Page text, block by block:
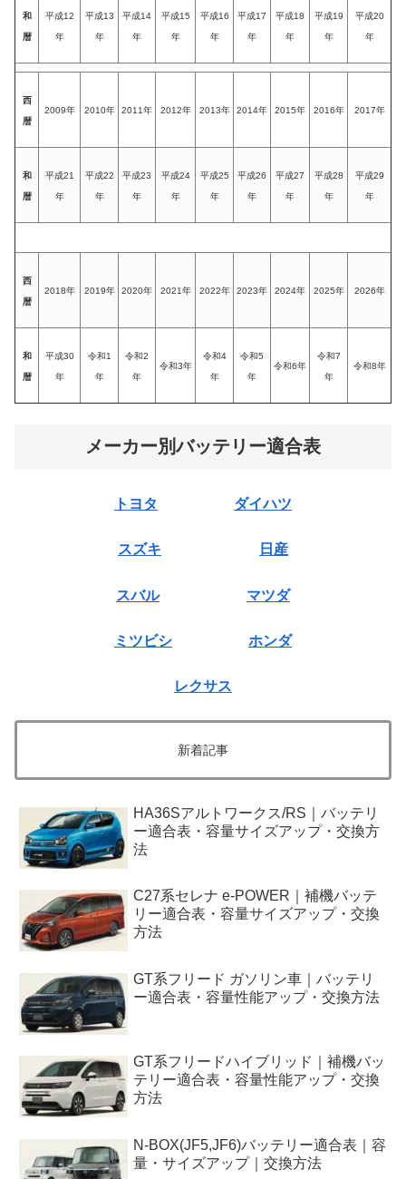
和
暦
平成12
年
平成13
年
平成14
年
平成15
年
平成16
年
平成17
年
平成18
年
平成19
年
平成20
年
西
暦
2009年 2010年 2011年 2012年 2013年 2014年 2015年 2016年 2017年
和
暦
平成21
年
平成22
年
平成23
年
平成24
年
平成25
年
平成26
年
平成27
年
平成28
年
平成29
年
西
暦
2018年 2019年 2020年 2021年 2022年 2023年 2024年 2025年 2026年
和
暦
平成30
年
令和1
年
令和2
年
令和3年
令和4
年
令和5
年
令和6年
令和7
年
令和8年
メーカー別バッテリー適合表
トヨタ ダイハツ
スズキ 日産
スバル マツダ
ミツビシ ホンダ
レクサス
新着記事
HA36Sアルトワークス/RS｜バッテリ
ー適合表・容量サイズアップ・交換方
法
C27系セレナ e-POWER｜補機バッテ
リー適合表・容量サイズアップ・交換
方法
GT系フリード ガソリン車｜バッテリ
ー適合表・容量性能アップ・交換方法
GT系フリードハイブリッド｜補機バッ
テリー適合表・容量性能アップ・交換
方法
N-BOX(JF5,JF6)バッテリー適合表｜容
量・サイズアップ｜交換方法